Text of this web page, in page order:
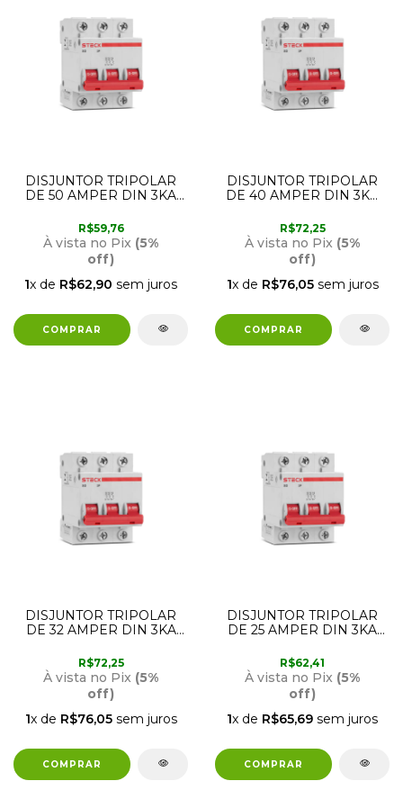
DISJUNTOR TRIPOLAR
DE 50 AMPER DIN 3KA
R$59,76
À vista no Pix (5%
off)
1x de R$62,90 sem juros
DISJUNTOR TRIPOLAR
DE 40 AMPER DIN 3KA
R$72,25
À vista no Pix (5%
off)
1x de R$76,05sem juros
DISJUNTOR TRIPOLAR
DE 32 AMPER DIN 3KA
R$72,25
À vista no Pix (5%
off)
1x de R$76,05sem juros
DISJUNTOR TRIPOLAR
DE 25 AMPER DIN 3KA
R$62,41
À vista no Pix (5%
off)
1x de R$65,69 sem juros